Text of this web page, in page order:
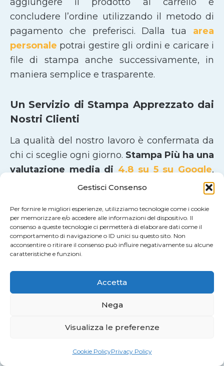
Gestisci Consenso
Per fornire le migliori esperienze, utilizziamo tecnologie come i cookie
per memorizzare e/o accedere alle informazioni del dispositivo. Il
consenso a queste tecnologie ci permetterà di elaborare dati come il
comportamento di navigazione o ID unici su questo sito. Non
acconsentire o ritirare il consenso può influire negativamente su alcune
caratteristiche e funzioni.
Accetta
Nega
Visualizza le preferenze
Cookie PolicyPrivacy Policy
concludere l’ordine utilizzando il metodo di
pagamento che preferisci. Dalla tua area
personale potrai gestire gli ordini e caricare i
file di stampa anche successivamente, in
maniera semplice e trasparente.
Un Servizio di Stampa Apprezzato dai
Nostri Clienti
La qualità del nostro lavoro è confermata da
chi ci sceglie ogni giorno. Stampa Più ha una
valutazione media di 4,8 su 5 su Google,
basata sulle recensioni di clienti soddisfatti
Aziende, professionisti e privati apprezzano
in particolarel’affidabilità del servizio, la
qualità di stampa
rapidità nelle consegne. Un risultato che
riflette il nostro impegno costante nel fornire
soluzioni di stampa precise, puntuali e